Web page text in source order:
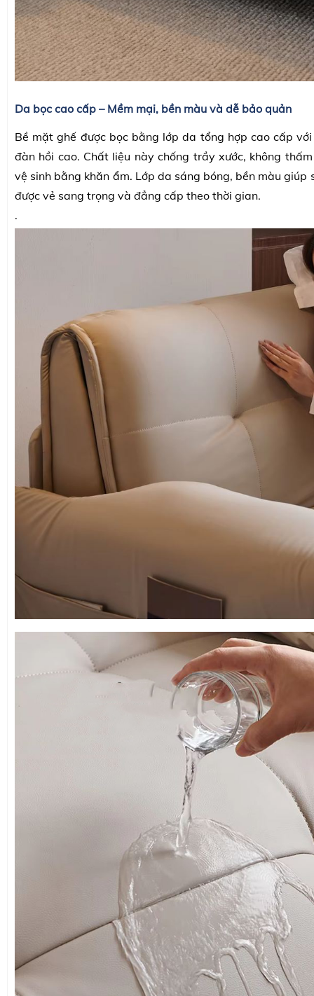
Da bọc cao cấp – Mềm mại, bền màu và dễ bảo quản
Bề mặt ghế được bọc bằng lớp da tổng hợp cao cấp
đàn hồi cao. Chất liệu này chống trầy xước, không
vệ sinh bằng khăn ẩm. Lớp da sáng bóng, bền màu giúp
được vẻ sang trọng và đẳng cấp theo thời gian.
.